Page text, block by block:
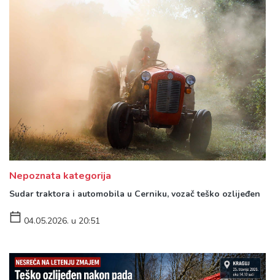
Nepoznata kategorija
Sudar traktora i automobila u Cerniku, vozač teško ozlijeđen
04.05.2026. u 20:51